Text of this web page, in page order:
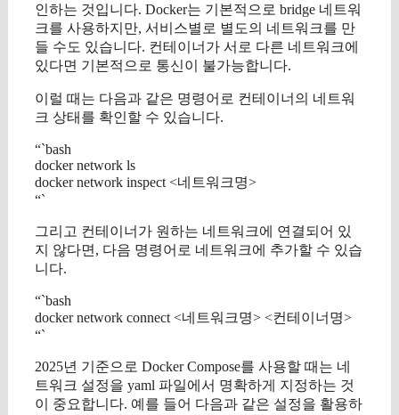
인하는 것입니다. Docker는 기본적으로 bridge 네트워
크를 사용하지만, 서비스별로 별도의 네트워크를 만
들 수도 있습니다. 컨테이너가 서로 다른 네트워크에
있다면 기본적으로 통신이 불가능합니다.
이럴 때는 다음과 같은 명령어로 컨테이너의 네트워
크 상태를 확인할 수 있습니다.
“`bash
docker network ls
docker network inspect <네트워크명>
“`
그리고 컨테이너가 원하는 네트워크에 연결되어 있
지 않다면, 다음 명령어로 네트워크에 추가할 수 있습
니다.
“`bash
docker network connect <네트워크명> <컨테이너명>
“`
2025년 기준으로 Docker Compose를 사용할 때는 네
트워크 설정을 yaml 파일에서 명확하게 지정하는 것
이 중요합니다. 예를 들어 다음과 같은 설정을 활용하